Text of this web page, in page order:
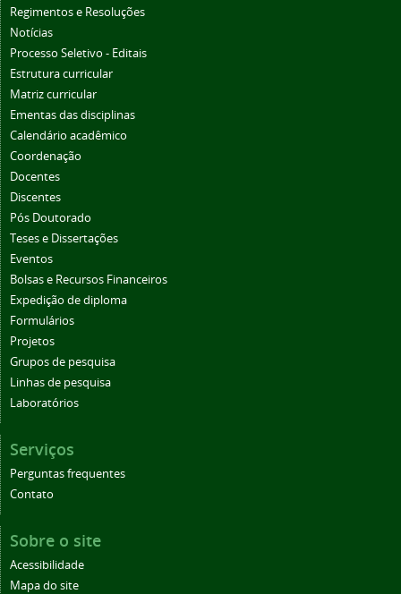
Regimentos e Resoluções
Notícias
Processo Seletivo - Editais
Estrutura curricular
Matriz curricular
Ementas das disciplinas
Calendário acadêmico
Coordenação
Docentes
Discentes
Pós Doutorado
Teses e Dissertações
Eventos
Bolsas e Recursos Financeiros
Expedição de diploma
Formulários
Projetos
Grupos de pesquisa
Linhas de pesquisa
Laboratórios
Serviços
Perguntas frequentes
Contato
Sobre o site
Acessibilidade
Mapa do site